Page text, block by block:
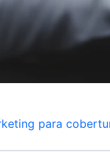
para